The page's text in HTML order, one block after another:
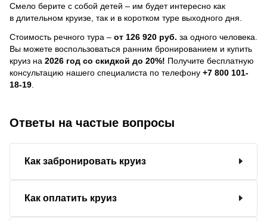
Смело берите с собой детей – им будет интересно как
в длительном круизе, так и в коротком туре выходного дня.
Стоимость речного тура – от 126 920 руб. за одного человека.
Вы можете воспользоваться ранним бронированием и купить
круиз на 2026 год со скидкой до 20%! Получите бесплатную
консультацию нашего специалиста по телефону +7 800 101-
18-19
Ответы на частые вопросы
Как забронировать круиз
Как оплатить круиз